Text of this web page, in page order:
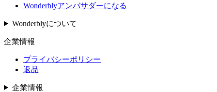
Wonderblyアンバサダーになる
Wonderblyについて
企業情報
プライバシーポリシー
返品
企業情報